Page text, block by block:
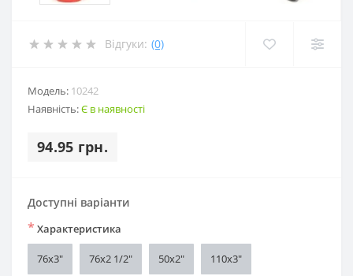
Відгуки: (0)
Модель: 10242
Наявність:Є в наявності
94.95 грн.
Доступні варіанти
* Характеристика
76х3" 76х2 1/2" 50х2" 110х3"